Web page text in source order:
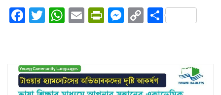
Facebook
Twitter
WhatsApp
EmailPrintFriendly
Messenger
CopyShare